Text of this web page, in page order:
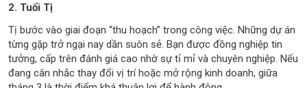
2. Tuổi Tị
Tị bước vào giai đoạn “thu hoạch” trong công việc. Những dự án
từng gặp trở ngại nay dần suôn sẻ. Bạn được đồng nghiệp tin
tưởng, cấp trên đánh giá cao nhờ sự tỉ mỉ và chuyên nghiệp. Nếu
đang cân nhắc thay đổi vị trí hoặc mở rộng kinh doanh, giữa